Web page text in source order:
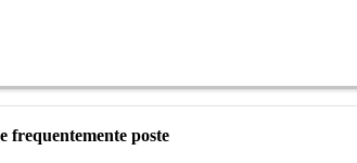
frequentemente poste